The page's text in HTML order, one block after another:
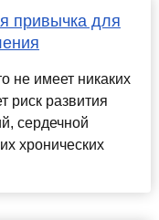
привычка для
не имеет никаких
риск развития
сердечной
хронических